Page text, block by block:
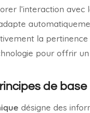
l’interaction avec
la
pour offrir
de base
désigne des